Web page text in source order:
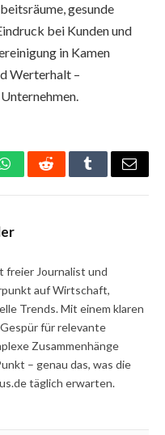
gesunde
bei Kunden und
in Kamen
Werterhalt –
WhatsAppRedditTumblrEmail
freier Journalist und
auf Wirtschaft,
Trends. Mit einem klaren
für relevante
Zusammenhänge
– genau das, was die
täglich erwarten.